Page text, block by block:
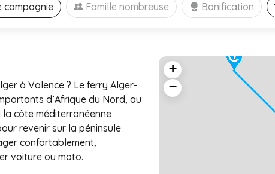
compagnie Famille nombreuse Bonification
à Valence ? Le ferry Alger-
d’Afrique du Nord, au
côte méditerranéenne
revenir sur la péninsule
confortablement,
voiture ou moto.
+
−